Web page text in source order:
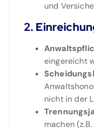
und
2.
eingereicht
nicht in der
machen